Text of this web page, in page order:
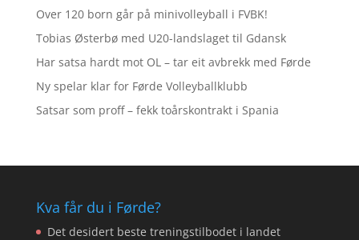
Over 120 born går på minivolleyball i FVBK!
Tobias Østerbø med U20-landslaget til Gdansk
Har satsa hardt mot OL – tar eit avbrekk med Førde
Ny spelar klar for Førde Volleyballklubb
Satsar som proff – fekk toårskontrakt i Spania
Kva får du i Førde?
Det desidert beste treningstilbodet i landet